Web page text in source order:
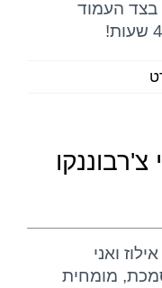
בצד העמוד
צ'רבוננקו
ואני
מומחית